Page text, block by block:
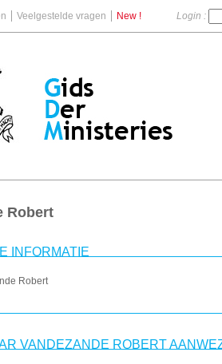
Veelgestelde vragen New ! Login :
Robert
INFORMATIE
Robert
VANDEZANDE ROBERT